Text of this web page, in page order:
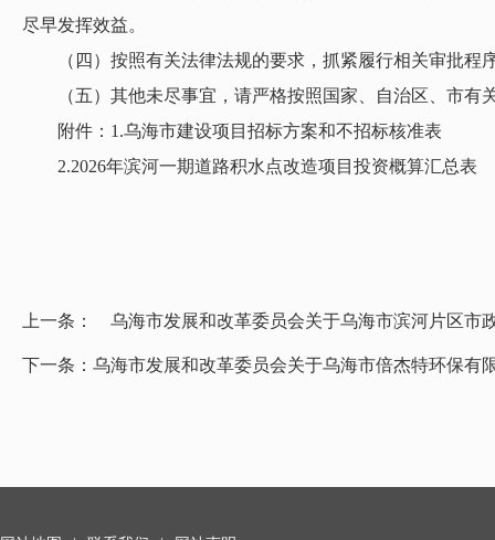
尽早发挥效益。
（四）按照有关法律法规的要求，抓紧履行相关审批程
（五）其他未尽事宜，请严格按照国家、自治区、市有
附件：1.乌海市建设项目招标方案和不招标核准表
2.2026年滨河一期道路积水点改造项目投资概算汇总表
上一条： 乌海市发展和改革委员会关于乌海市滨河片区市
下一条： 乌海市发展和改革委员会关于乌海市倍杰特环保有